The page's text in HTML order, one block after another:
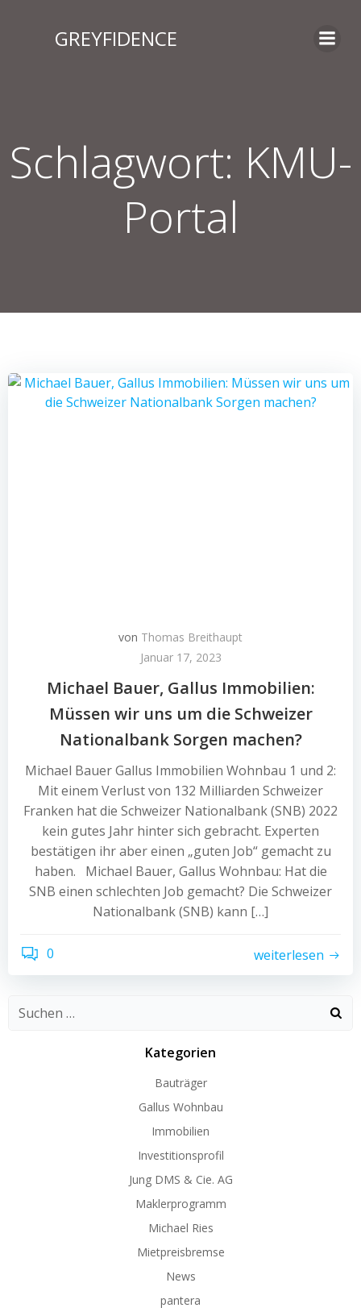
GREYFIDENCE
Schlagwort: KMU-
Portal
von Thomas Breithaupt
Januar 17, 2023
Michael Bauer, Gallus Immobilien:
Müssen wir uns um die Schweizer
Nationalbank Sorgen machen?
Michael Bauer Gallus Immobilien Wohnbau 1 und 2:
Mit einem Verlust von 132 Milliarden Schweizer
Franken hat die Schweizer Nationalbank (SNB) 2022
kein gutes Jahr hinter sich gebracht. Experten
bestätigen ihr aber einen „guten Job“ gemacht zu
haben. Michael Bauer, Gallus Wohnbau: Hat die
SNB einen schlechten Job gemacht? Die Schweizer
Nationalbank (SNB) kann […]
0 weiterlesen
Kategorien
Bauträger
Gallus Wohnbau
Immobilien
Investitionsprofil
Jung DMS & Cie. AG
Maklerprogramm
Michael Ries
Mietpreisbremse
News
pantera